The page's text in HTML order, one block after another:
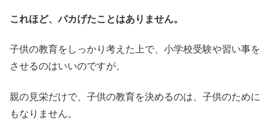
これほど、バカげたことはありません。
子供の教育をしっかり考えた上で、小学校受験や習い事を
させるのはいいのですが、
親の見栄だけで、子供の教育を決めるのは、子供のために
もなりません。